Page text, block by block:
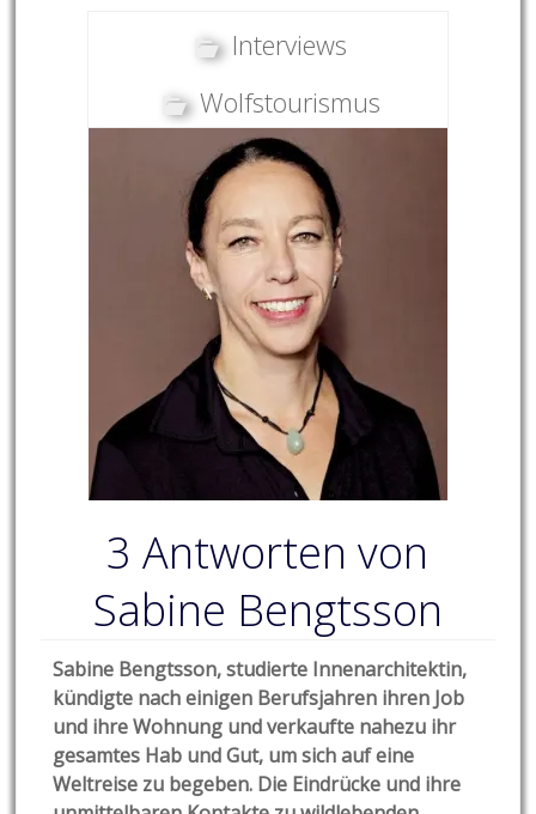
Interviews
Wolfstourismus
3 Antworten von
Sabine Bengtsson
Sabine Bengtsson, studierte Innenarchitektin,
kündigte nach einigen Berufsjahren ihren Job
und ihre Wohnung und verkaufte nahezu ihr
gesamtes Hab und Gut, um sich auf eine
Weltreise zu begeben. Die Eindrücke und ihre